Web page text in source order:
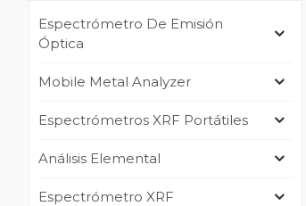
Espectrómetro De Emisión
Óptica
Mobile Metal Analyzer
Espectrómetros XRF Portátiles
Análisis Elemental
Espectrómetro XRF